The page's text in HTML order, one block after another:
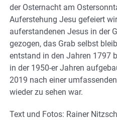
der Osternacht am
Auferstehung Jesu gefeiert
auferstandenen Jesus in der
gezogen, das Grab selbst
entstand in den Jahren 1797
in der 1950-er Jahren
2019 nach einer
wieder zu sehen war.
Text und Fotos: Rainer